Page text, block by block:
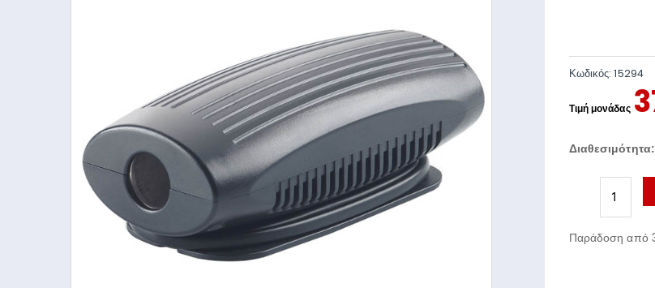
Κωδικός:15294
Διαθεσιμότητα:
Παράδοση από